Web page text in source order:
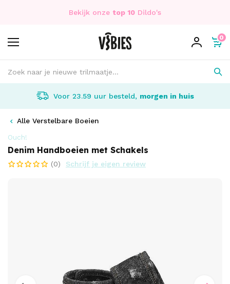
Bekijk onze top 10 Dildo's
0
Voor 23.59 uur besteld, morgen in huis
Alle Verstelbare Boeien
Ouch!
Denim Handboeien met Schakels
(0) Schrijf je eigen review